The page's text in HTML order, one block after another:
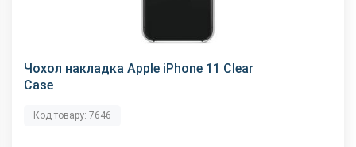
Чохол накладка Apple iPhone 11 Clear
Case
Код товару: 7646